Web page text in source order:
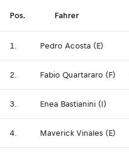
Pos. Fahrer
1. Pedro Acosta (E)
2. Fabio Quartararo (F)
3. Enea Bastianini (I)
4. Maverick Vinales (E)